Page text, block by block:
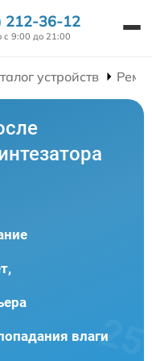
212-36-12
с 9:00 до 21:00
устройств
влаги